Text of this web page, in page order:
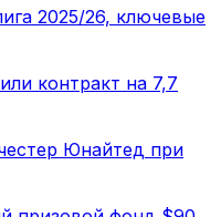
2025/26, ключевые
контракт на 7,7
Юнайтед при